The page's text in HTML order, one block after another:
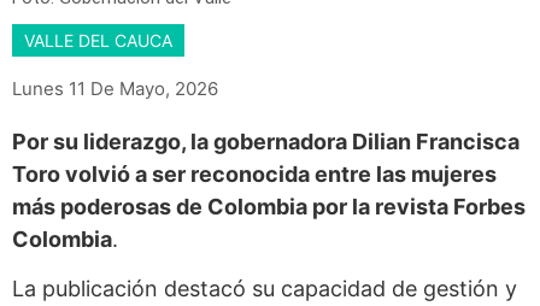
VALLE DEL CAUCA
Lunes 11 De Mayo, 2026
Por su liderazgo, la gobernadora Dilian Francisca
Toro volvió a ser reconocida entre las mujeres
más poderosas de Colombia por la revista Forbes
Colombia.
La publicación destacó su capacidad de gestión y